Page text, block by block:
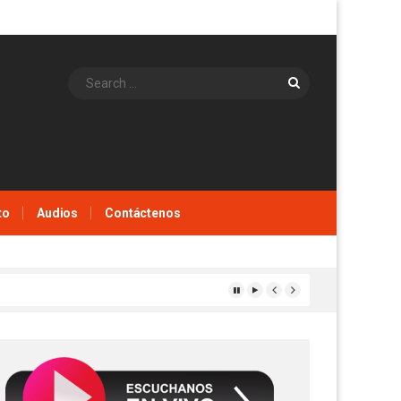
Search
Audios Contáctenos